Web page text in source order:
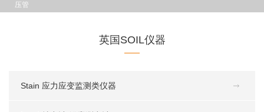
压管
英国SOIL仪器
Stain 应力应变监测类仪器